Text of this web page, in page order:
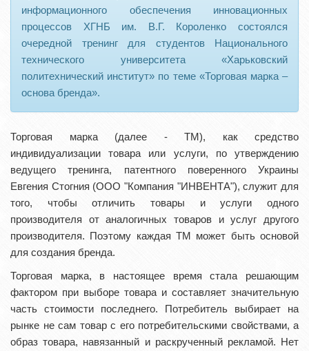
информационного обеспечения инновационных
процессов ХГНБ им. В.Г. Короленко состоялся
очередной тренинг для студентов Национального
технического университета «Харьковский
политехнический институт» по теме «Торговая марка –
основа бренда».
Торговая марка (далее - ТМ), как средство
индивидуализации товара или услуги, по утверждению
ведущего тренинга, патентного поверенного Украины
Евгения Стогния (ООО "Компания "ИНВЕНТА"), служит для
того, чтобы отличить товары и услуги одного
производителя от аналогичных товаров и услуг другого
производителя. Поэтому каждая ТМ может быть основой
для создания бренда.
Торговая марка, в настоящее время стала решающим
фактором при выборе товара и составляет значительную
часть стоимости последнего. Потребитель выбирает на
рынке не сам товар с его потребительскими свойствами, а
образ товара, навязанный и раскрученный рекламой. Нет